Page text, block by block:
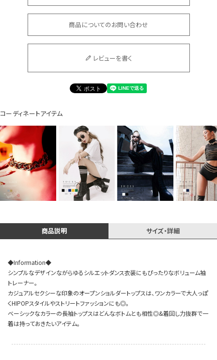
Instagram LIVE items
スタッフコーディネート
商品についてのお問い合わせ
レビューを書く
コーディネートアイテム
商品説明 サイズ・詳細
◆Information◆
シンプルなデザインながらゆるシルエットダンス衣装にもぴったりなボリューム袖
トレーナー。
カジュアルセクシーな印象のオープンショルダートップスは、ワンカラーで大人っぽ
くHIPOPスタイルやストリートファッションにも◎。
ベーシックなカラーの長袖トップスはどんなボトムとも相性◎&着回し力抜群で一
着は持っておきたいアイテム。